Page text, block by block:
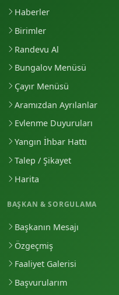
Haberler
Birimler
Randevu Al
Bungalov Menüsü
Çayır Menüsü
Aramızdan Ayrılanlar
Evlenme Duyuruları
Yangın İhbar Hattı
Talep / Şikayet
Harita
BAŞKAN & SORGULAMA
Başkanın Mesajı
Özgeçmiş
Faaliyet Galerisi
Başvurularım